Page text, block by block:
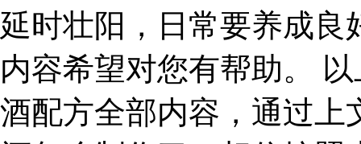
延时壮阳，日常要养成良
内容希望对您有帮助。
酒配方全部内容，通过上